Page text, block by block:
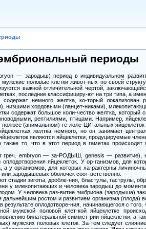
периоды
— зародыш) период в индивидуальном
половые клетки живот-ных по своей
важной отличительной чертой,
последние классифициру-ют на три типа, а
немного желтка, ко-торый локализован
низшими хордовыми (ланцет-никами),
содержат большое коли-чество желтка,
рептилиями, птицами. Например,
(анимальном) те-лоле-ЦИтальных яйцеклеток
желтка немного, но он занимает
являются яйцеклетки, продуцируемые
также то, что в этот период в гаметах
греч. embryon — за-РОДЫШ, genesis — развитие),
яйцеклеток. У ор-ганизмов, для
а у организмов, для которых ха-рактерны
зародышевых оболочек соот-ветственно.
стадии зиготы, дробле-ния, бластулы, гаструлы,
у млекопитающих и человека зародыш до
У человека раз-витие эмбриона (зародыша)
ростом и развитием организма (плода)
оплодотворе-ния, начинающегося с
мужской половой клет-кой яйцеклетке
билатеральной симмет-рии яйцеклетки, а
мужских половых клеток. За-тем следует